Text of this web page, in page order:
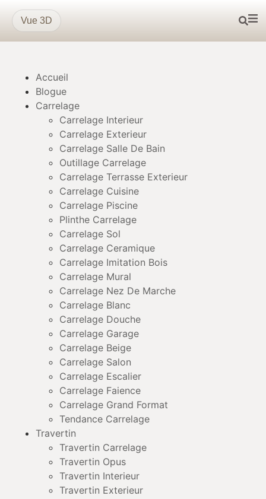
Vue 3D
Accueil
Blogue
Carrelage
Carrelage Interieur
Carrelage Exterieur
Carrelage Salle De Bain
Outillage Carrelage
Carrelage Terrasse Exterieur
Carrelage Cuisine
Carrelage Piscine
Plinthe Carrelage
Carrelage Sol
Carrelage Ceramique
Carrelage Imitation Bois
Carrelage Mural
Carrelage Nez De Marche
Carrelage Blanc
Carrelage Douche
Carrelage Garage
Carrelage Beige
Carrelage Salon
Carrelage Escalier
Carrelage Faience
Carrelage Grand Format
Tendance Carrelage
Travertin
Travertin Carrelage
Travertin Opus
Travertin Interieur
Travertin Exterieur